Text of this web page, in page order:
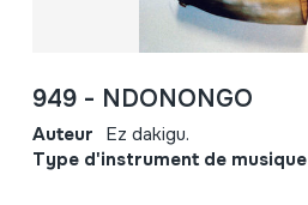
949 - NDONONGO
Auteur Ez dakigu.
Type d'instrument de musique